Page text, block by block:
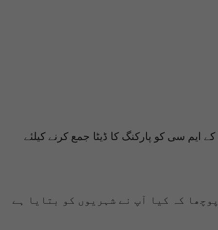
سی کو پارکنگ کا ڈیٹا جمع کرنے کیلئے
کہ کیا آپ نے شہریوں کو بتایا ہے